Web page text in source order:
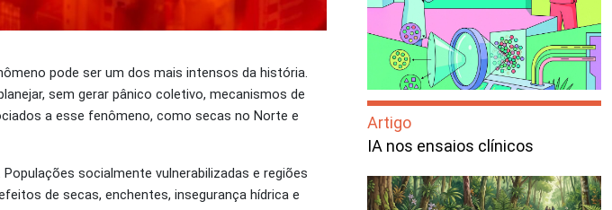
pode ser um dos mais intensos da história.
sem gerar pânico coletivo, mecanismos de
a esse fenômeno, como secas no Norte e
socialmente vulnerabilizadas e regiões
de secas, enchentes, insegurança hídrica e
Artigo
IA nos ensaios clínicos